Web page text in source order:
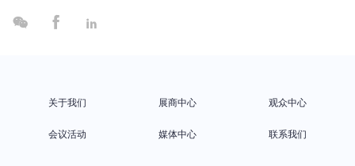
  
关于我们 展商中心 观众中心
会议活动 媒体中心 联系我们